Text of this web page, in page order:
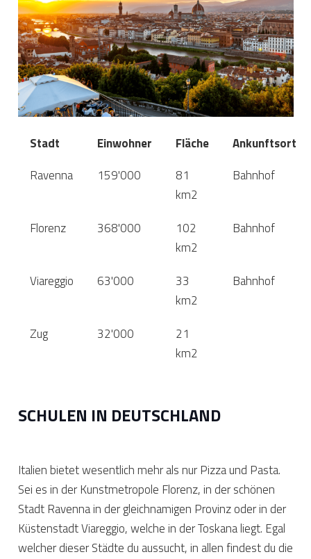
Stadt Einwohner Fläche
Ankunftsort
Ravenna
159'000
81
km2
Bahnhof
Florenz 368'000
102
km2
Bahnhof
Viareggio 63'000
33
km2
Bahnhof
Zug 32'000
21
km2
SCHULEN IN DEUTSCHLAND
Italien bietet wesentlich mehr als nur Pizza und Pasta.
Sei es in der Kunstmetropole Florenz, in der schönen
Stadt Ravenna in der gleichnamigen Provinz oder in der
Küstenstadt Viareggio, welche in der Toskana liegt. Egal
welcher dieser Städte du aussucht, in allen findest du die